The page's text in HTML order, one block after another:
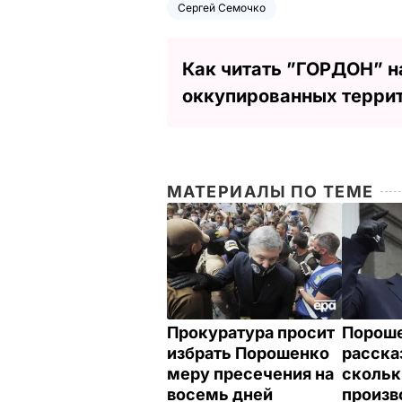
Сергей Семочко
Как читать ”ГОРДОН”
оккупированных
МАТЕРИАЛЫ ПО ТЕМЕ
Прокуратура просит
избрать Порошенко
меру пресечения на
восемь дней